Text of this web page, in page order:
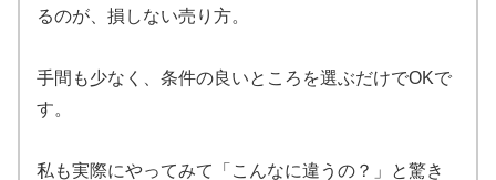
るのが、損しない売り方。
手間も少なく、条件の良いところを選ぶだけでOKで
す。
私も実際にやってみて「こんなに違うの？」と驚き